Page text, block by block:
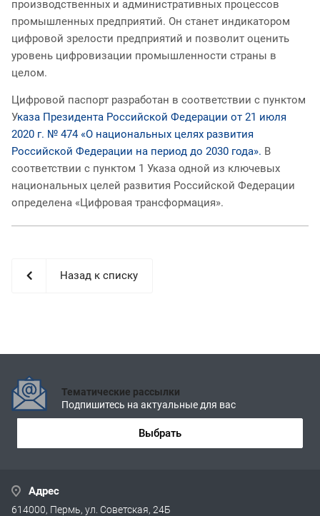
производственных и административных процессов
промышленных предприятий. Он станет индикатором
цифровой зрелости предприятий и позволит оценить
уровень цифровизации промышленности страны в
целом.
Цифровой паспорт разработан в соответствии с пунктом
Указа Президента Российской Федерации от 21 июля
2020 г. № 474 «О национальных целях развития
Российской Федерации на период до 2030 года». В
соответствии с пунктом 1 Указа одной из ключевых
национальных целей развития Российской Федерации
определена «Цифровая трансформация».
Назад к списку
Тематические рассылки
Подпишитесь на актуальные для вас
Выбрать
Адрес
614000, Пермь, ул. Советская, 24Б